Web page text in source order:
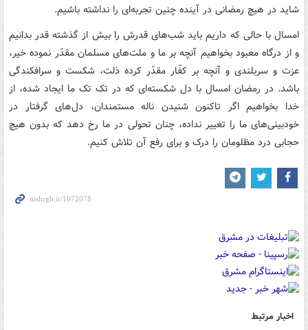
شاید در هیچ رمضانی در آینده چنین تجربه‌ای را نداشته باشیم.
امسال با حالی که داریم باید شب‌های قدرش را بیش از گذشته قدر بدانیم
و از درگاه معبود بخواهیم آنچه بر ما و ملت‌های مسلمان مقدّر نموده خیر،
عزت و سربلندی و آنچه بر کفّار مقدّر کرده ذلت، شکست و سرافکندگی
باشد. در رمضان امسال با دل شکسته‌ای که در تک تک ما ایجاد شده، از
خدا بخواهیم اگر تاکنون شنیدن ناله مستمندان، دل‌های گرفتار در
خودبینی‌های ما را تغییر نداده، چنان تحولی در ما رخ دهد که بدون هیچ
حجابی درد مظلومان را درک و برای رفع آن تلاش کنیم.
اخبار مرتبط